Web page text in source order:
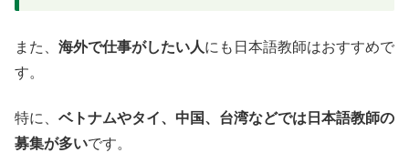
また、 海外で仕事がしたい人にも日本語教師はおすすめで
す。
特に、 ベトナムやタイ、中国、台湾などでは日本語教師の
募集が多いです。